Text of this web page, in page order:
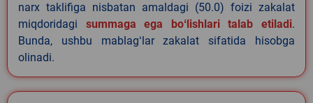
narx taklifiga nisbatan amaldagi (50.0) foizi zakalat
miqdoridagi summaga ega boʻlishlari talab etiladi.
Bunda, ushbu mablagʻlar zakalat sifatida hisobga
olinadi.